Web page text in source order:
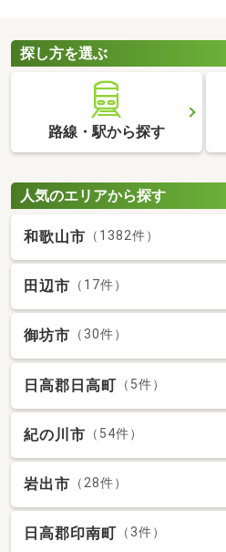
探し方を選ぶ
路線・駅から探す
人気のエリアから探す
和歌山市 （1382件）
田辺市 （17件）
御坊市 （30件）
日高郡日高町 （5件）
紀の川市 （54件）
岩出市 （28件）
日高郡印南町 （3件）